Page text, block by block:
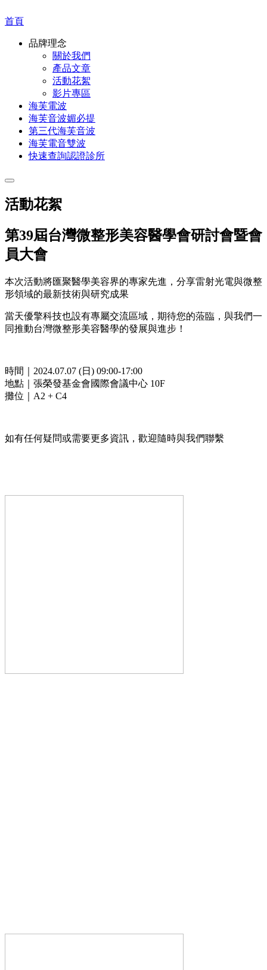
首頁
品牌理念
關於我們
產品文章
活動花絮
影片專區
海芙電波
海芙音波媚必提
第三代海芙音波
海芙電音雙波
快速查詢認證診所
活動花絮
第39屆台灣微整形美容醫學會研討會暨會
員大會
本次活動將匯聚醫學美容界的專家先進，分享雷射光電與微整
形領域的最新技術與研究成果
當天優擎科技也設有專屬交流區域，期待您的蒞臨，與我們一
同推動台灣微整形美容醫學的發展與進步！
時間｜2024.07.07 (日) 09:00-17:00
地點｜張榮發基金會國際會議中心 10F
攤位｜A2 + C4
如有任何疑問或需要更多資訊，歡迎隨時與我們聯繫